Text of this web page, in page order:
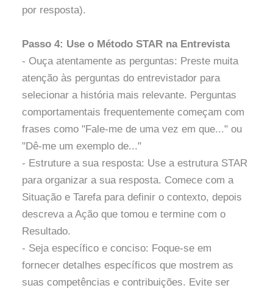
por resposta).
Passo 4: Use o Método STAR na Entrevista
- Ouça atentamente as perguntas: Preste muita
atenção às perguntas do entrevistador para
selecionar a história mais relevante. Perguntas
comportamentais frequentemente começam com
frases como "Fale-me de uma vez em que..." ou
"Dê-me um exemplo de..."
- Estruture a sua resposta: Use a estrutura STAR
para organizar a sua resposta. Comece com a
Situação e Tarefa para definir o contexto, depois
descreva a Ação que tomou e termine com o
Resultado.
- Seja específico e conciso: Foque-se em
fornecer detalhes específicos que mostrem as
suas competências e contribuições. Evite ser